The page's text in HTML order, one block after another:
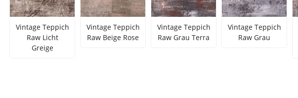
Zur Kategorie Teppich Farben
Vintage Teppich
Raw Licht
Greige
Vintage Teppich
Raw Beige Rose
Vintage Teppich
Raw Grau Terra
Vintage Teppich
Raw Grau